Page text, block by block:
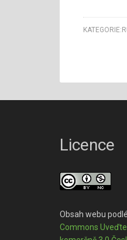
KATEGORIE:
Licence
Obsah webu
Commons